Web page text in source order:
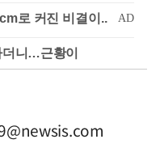
더니…근황이